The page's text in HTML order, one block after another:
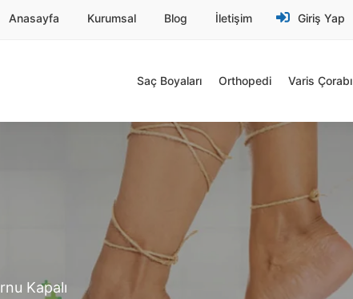
Anasayfa Kurumsal Blog İletişim Giriş Yap
Saç Boyaları Orthopedi Varis Çorabı
Kapalı